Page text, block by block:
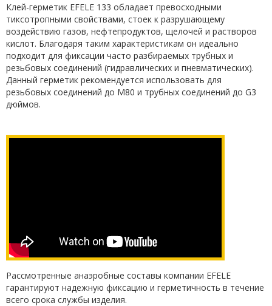
Клей-герметик EFELE 133 обладает превосходными
тиксотропными свойствами, стоек к разрушающему
воздействию газов, нефтепродуктов, щелочей и растворов
кислот. Благодаря таким характеристикам он идеально
подходит для фиксации часто разбираемых трубных и
резьбовых соединений (гидравлических и пневматических).
Данный герметик рекомендуется использовать для
резьбовых соединений до М80 и трубных соединений до G3
дюймов.
Рассмотренные анаэробные составы компании EFELE
гарантируют надежную фиксацию и герметичность в течение
всего срока службы изделия.